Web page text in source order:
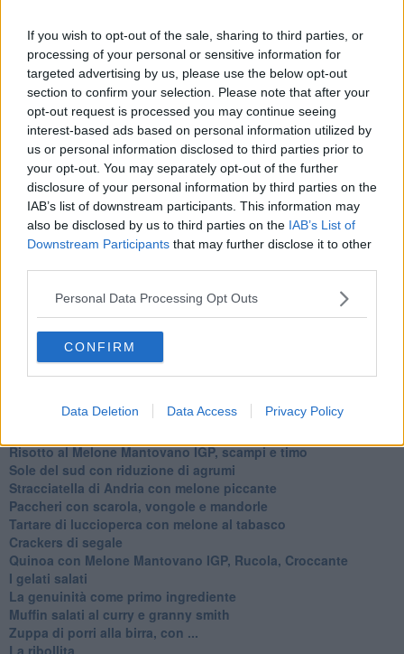
If you wish to opt-out of the sale, sharing to third parties, or
processing of your personal or sensitive information for
targeted advertising by us, please use the below opt-out
section to confirm your selection. Please note that after your
opt-out request is processed you may continue seeing
interest-based ads based on personal information utilized by
us or personal information disclosed to third parties prior to
your opt-out. You may separately opt-out of the further
disclosure of your personal information by third parties on the
IAB’s list of downstream participants. This information may
also be disclosed by us to third parties on the IAB’s List of
Downstream Participants that may further disclose it to other
Personal Data Processing Opt Outs
CONFIRM
Data Deletion Data Access Privacy Policy
Newsletter QUInews - ToscanaMedia.
Arriva gratis tutti i giorni
alle 20:00 direttamente nella tua casella di posta.
Basta cliccareQUI
Ti potrebbe interessare anche:
Articoli dal Blog “Raccontare di Gusto” di Rubina Rovini
Vellutata di cime di rapa al cumino e latte di cocco
Spaghetti con crema di zucca e...
Crostatina con crema al grana padano, gelatina al melone e
lavanda
Meloncino, liquore al melone mantovano IGP
Gelato al melone mantovano
Liquore al melone mantovano igp e peperoncino
Melone mantovano IGP liquido con crostacei e molluschi
Cupcake al melone con frosting al mascarpone
Gnocchetti al pesto di melone mantovano IGP
Tartare di fassona con melone,grue di cacao e timo
Cheesecake al melone mantovano IGP
Risotto al Melone Mantovano IGP, scampi e timo
Sole del sud con riduzione di agrumi
Stracciatella di Andria con melone piccante
Paccheri con scarola, vongole e mandorle
Tartare di luccioperca con melone al tabasco
Crackers di segale
Quinoa con Melone Mantovano IGP, Rucola, Croccante
I gelati salati
La genuinità come primo ingrediente
Muffin salati al curry e granny smith
Zuppa di porri alla birra, con ...
La ribollita